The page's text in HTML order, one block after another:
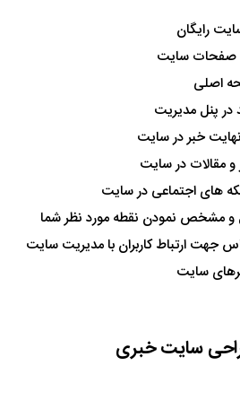
رایگان
صفحات سایت
اصلی
در پنل مدیریت
خبر در سایت
و مقالات در سایت
های اجتماعی در سایت
و مشخص نمودن نقطه مورد نظر شما
جهت ارتباط کاربران با مدیریت سایت
سایت
سایت خبری